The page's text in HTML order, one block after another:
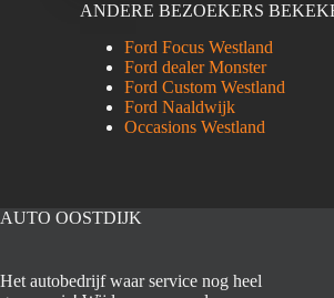
ANDERE BEZOEKERS
Ford Focus Westland
Ford dealer Monster
Ford Custom Westland
Ford Naaldwijk
Occasions Westland
AUTO OOSTDIJK
Het autobedrijf waar service nog heel